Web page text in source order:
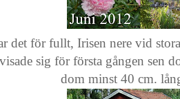
det för fullt, Irisen nere vid
sig för första gången sen
dom minst 40 cm.